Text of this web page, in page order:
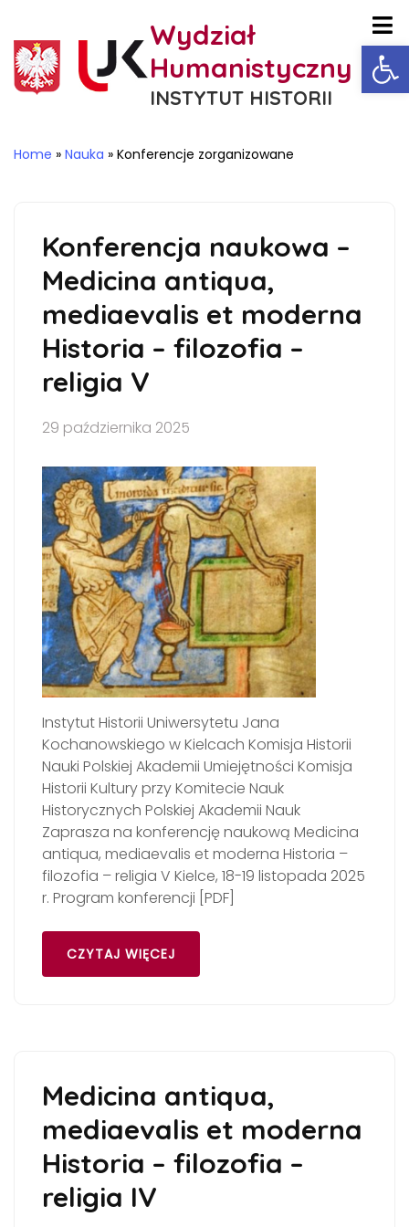
Wydział
Humanistyczny
INSTYTUT HISTORII
Home » Nauka » Konferencje zorganizowane
Konferencja naukowa –
Medicina antiqua,
mediaevalis et moderna
Historia – filozofia –
religia V
29 października 2025
Instytut Historii Uniwersytetu Jana
Kochanowskiego w Kielcach Komisja Historii
Nauki Polskiej Akademii Umiejętności Komisja
Historii Kultury przy Komitecie Nauk
Historycznych Polskiej Akademii Nauk
Zaprasza na konferencję naukową Medicina
antiqua, mediaevalis et moderna Historia –
filozofia – religia V Kielce, 18-19 listopada 2025
r. Program konferencji [PDF]
CZYTAJ WIĘCEJ
Medicina antiqua,
mediaevalis et moderna
Historia – filozofia –
religia IV